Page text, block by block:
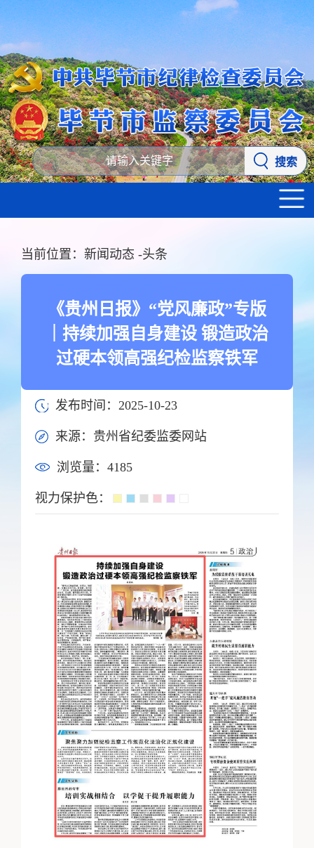
搜索
当前位置： 新闻动态 -头条
《贵州日报》“党风廉政”专版
｜持续加强自身建设 锻造政治
过硬本领高强纪检监察铁军
发布时间：2025-10-23
来源：贵州省纪委监委网站
浏览量： 4185
视力保护色：